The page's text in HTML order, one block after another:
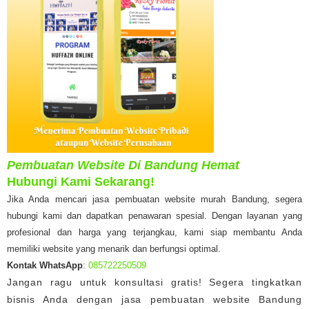
Pembuatan Website Di Bandung Hemat
Hubungi Kami Sekarang!
Jika Anda mencari jasa pembuatan website murah Bandung, segera
hubungi kami dan dapatkan penawaran spesial. Dengan layanan yang
profesional dan harga yang terjangkau, kami siap membantu Anda
memiliki website yang menarik dan berfungsi optimal.
Kontak WhatsApp: 085722250509
Jangan ragu untuk konsultasi gratis! Segera tingkatkan
bisnis Anda dengan jasa pembuatan website Bandung